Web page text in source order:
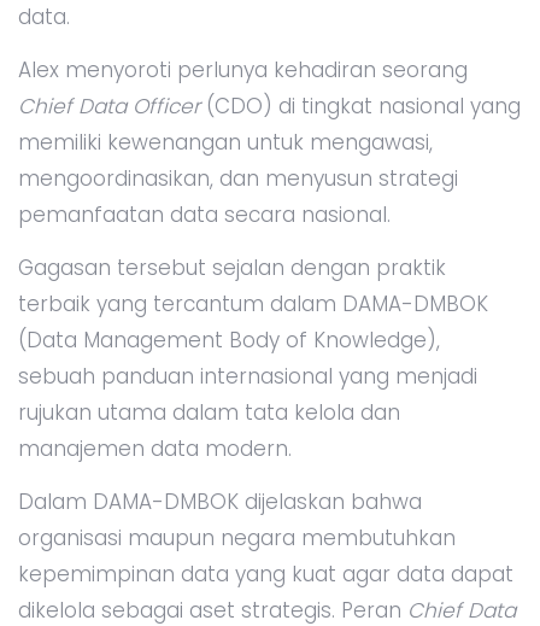
data.
Alex menyoroti perlunya kehadiran seorang
Chief Data Officer (CDO) di tingkat nasional yang
memiliki kewenangan untuk mengawasi,
mengoordinasikan, dan menyusun strategi
pemanfaatan data secara nasional.
Gagasan tersebut sejalan dengan praktik
terbaik yang tercantum dalam DAMA-DMBOK
(Data Management Body of Knowledge),
sebuah panduan internasional yang menjadi
rujukan utama dalam tata kelola dan
manajemen data modern.
Dalam DAMA-DMBOK dijelaskan bahwa
organisasi maupun negara membutuhkan
kepemimpinan data yang kuat agar data dapat
dikelola sebagai aset strategis. Peran Chief Data